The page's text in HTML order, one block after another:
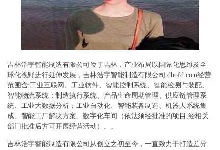
吉林浩宇智能制造有限公司位于吉林，产业布局以国际化思维及全
球化视野进行延伸发展，吉林浩宇智能制造有限公司 dbofd.com经营
范围含:工业互联网、工业软件、智能控制系统、智能检测与装配、
智能物流系统；制造执行系统、产品生命周期管理、供应链管理系
统、工业大数据分析；工业自动化、智能装备制造、机器人系统集
成、智能工厂解决方案、数字化车间（依法须经批准的项目,经相关
部门批准后方可开展经营活动）。。
吉林浩宇智能制造有限公司从创立之初至今，一直致力于打造差异